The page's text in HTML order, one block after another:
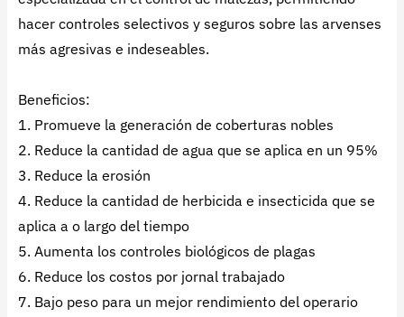
hacer controles selectivos y seguros sobre las arvenses
más agresivas e indeseables.
Beneficios:
1. Promueve la generación de coberturas nobles
2. Reduce la cantidad de agua que se aplica en un 95%
3. Reduce la erosión
4. Reduce la cantidad de herbicida e insecticida que se
aplica a o largo del tiempo
5. Aumenta los controles biológicos de plagas
6. Reduce los costos por jornal trabajado
7. Bajo peso para un mejor rendimiento del operario